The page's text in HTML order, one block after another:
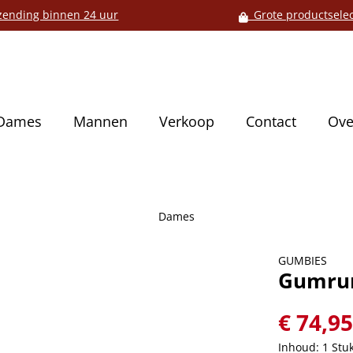
binnen 24 uur Grote
Mannen Verkoop Contact
Dames
GUMBIES
€ 74,95
Inhoud: 1